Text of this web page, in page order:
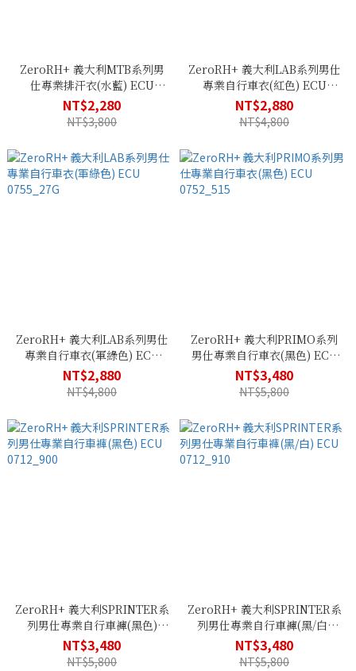
ZeroRH+ 義大利MTB系列男
仕專業排汗衣(水藍) ECU
0761_472
NT$2,280
NT$3,800
ZeroRH+ 義大利LAB系列男仕
專業自行車衣(紅色) ECU
0755_30Z
NT$2,880
NT$4,800
ZeroRH+ 義大利LAB系列男仕
專業自行車衣(軍綠色) ECU
0755_27G
NT$2,880
NT$4,800
ZeroRH+ 義大利PRIMO系列
男仕專業自行車衣(黑色) ECU
0752_515
NT$3,480
NT$5,800
ZeroRH+ 義大利SPRINTER系
列男仕專業自行車褲(黑色)
ECU 0712_900
NT$3,480
NT$5,800
ZeroRH+ 義大利SPRINTER系
列男仕專業自行車褲(黑/白)
ECU 0712_910
NT$3,480
NT$5,800